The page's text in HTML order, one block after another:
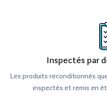
Inspectés par
Les produits reconditionnés
inspectés et remis en